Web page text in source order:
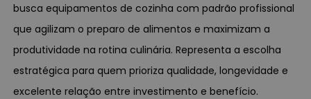
busca equipamentos de cozinha com padrão profissional
que agilizam o preparo de alimentos e maximizam a
produtividade na rotina culinária. Representa a escolha
estratégica para quem prioriza qualidade, longevidade e
excelente relação entre investimento e benefício.